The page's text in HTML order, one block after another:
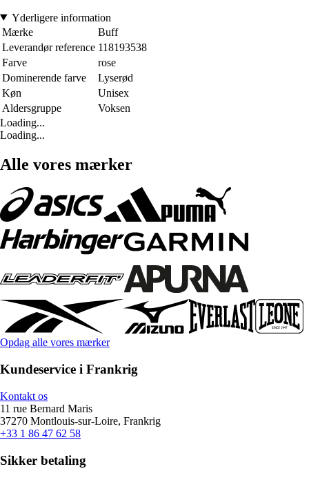
Yderligere information
Mærke
Buff
Leverandør reference 118193538
Farve
rose
Dominerende farve
Lyserød
Køn
Unisex
Aldersgruppe
Voksen
Loading...
Loading...
Alle vores mærker
Opdag alle vores mærker
Kundeservice i Frankrig
Kontakt os
11 rue Bernard Maris
37270 Montlouis-sur-Loire, Frankrig
+33 1 86 47 62 58
Sikker betaling